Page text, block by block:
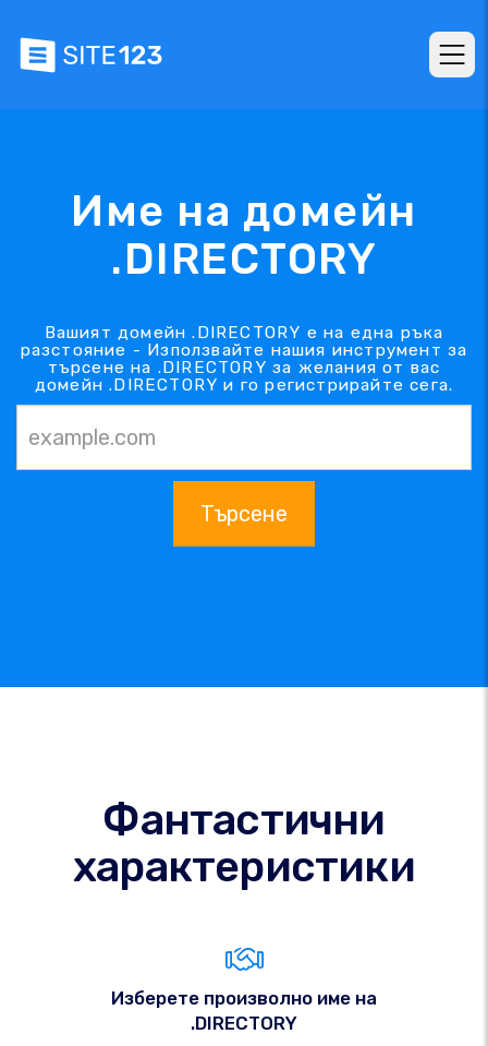
Име на домейн
.DIRECTORY
Вашият домейн .DIRECTORY е на една ръка
разстояние - Използвайте нашия инструмент за
търсене на .DIRECTORY за желания от вас
домейн .DIRECTORY и го регистрирайте сега.
Търсене
Фантастични
характеристики
Изберете произволно име на
.DIRECTORY